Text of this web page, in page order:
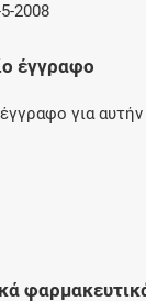
2008
έγγραφο
για